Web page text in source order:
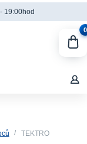
19:00hod
0
TEKTRO